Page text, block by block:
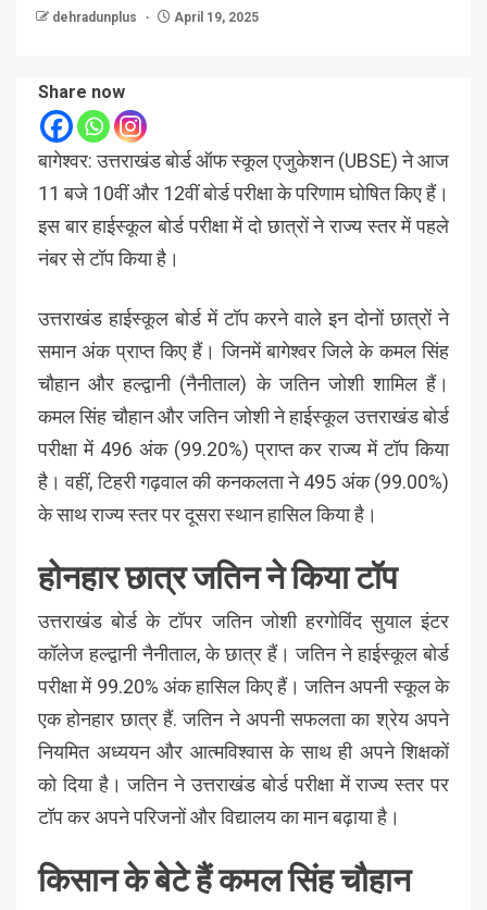
dehradunplus April 19, 2025
Share now
बागेश्वर: उत्तराखंड बोर्ड ऑफ स्कूल एजुकेशन (UBSE) ने आज
11 बजे 10वीं और 12वीं बोर्ड परीक्षा के परिणाम घोषित किए हैं।
इस बार हाईस्कूल बोर्ड परीक्षा में दो छात्रों ने राज्य स्तर में पहले
नंबर से टॉप किया है।
उत्तराखंड हाईस्कूल बोर्ड में टॉप करने वाले इन दोनों छात्रों ने
समान अंक प्राप्त किए हैं। जिनमें बागेश्वर जिले के कमल सिंह
चौहान और हल्द्वानी (नैनीताल) के जतिन जोशी शामिल हैं।
कमल सिंह चौहान और जतिन जोशी ने हाईस्कूल उत्तराखंड बोर्ड
परीक्षा में 496 अंक (99.20%) प्राप्त कर राज्य में टॉप किया
है। वहीं, टिहरी गढ़वाल की कनकलता ने 495 अंक (99.00%)
के साथ राज्य स्तर पर दूसरा स्थान हासिल किया है।
होनहार छात्र जतिन ने किया टॉप
उत्तराखंड बोर्ड के टॉपर जतिन जोशी हरगोविंद सुयाल इंटर
कॉलेज हल्द्वानी नैनीताल, के छात्र हैं। जतिन ने हाईस्कूल बोर्ड
परीक्षा में 99.20% अंक हासिल किए हैं। जतिन अपनी स्कूल के
एक होनहार छात्र हैं. जतिन ने अपनी सफलता का श्रेय अपने
नियमित अध्ययन और आत्मविश्वास के साथ ही अपने शिक्षकों
को दिया है। जतिन ने उत्तराखंड बोर्ड परीक्षा में राज्य स्तर पर
टॉप कर अपने परिजनों और विद्यालय का मान बढ़ाया है।
किसान के बेटे हैं कमल सिंह चौहान